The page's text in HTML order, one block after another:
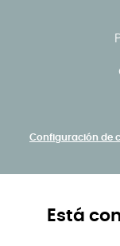
Configuración de
Está